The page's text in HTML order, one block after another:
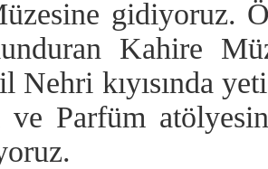
gidiyoruz.
Kahire
Nehri kıyısında
ve Parfüm